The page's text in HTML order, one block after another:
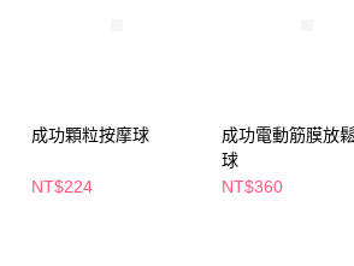
消欲退款等相關疑問，請聯繫「AFTEE先享後付
support/home
含以上)免運費
成功顆粒按摩球
NT$224
成功電動筋膜放
球
NT$360